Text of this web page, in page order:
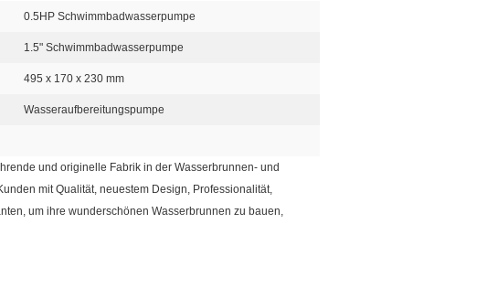
0.5HP Schwimmbadwasserpumpe
1.5" Schwimmbadwasserpumpe
495 x 170 x 230 mm
Wasseraufbereitungspumpe
und originelle Fabrik in der Wasserbrunnen- und
mit Qualität, neuestem Design, Professionalität,
um ihre wunderschönen Wasserbrunnen zu bauen,